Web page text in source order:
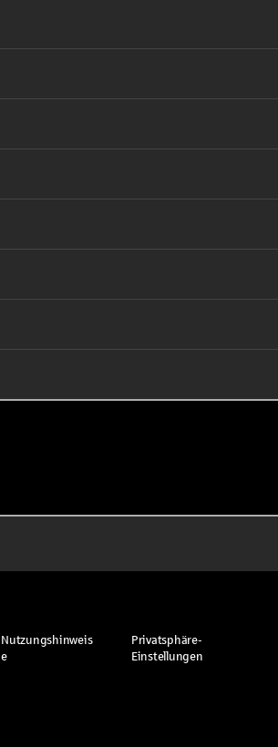
Nutzungshinweis
e
Privatsphäre-
Einstellungen